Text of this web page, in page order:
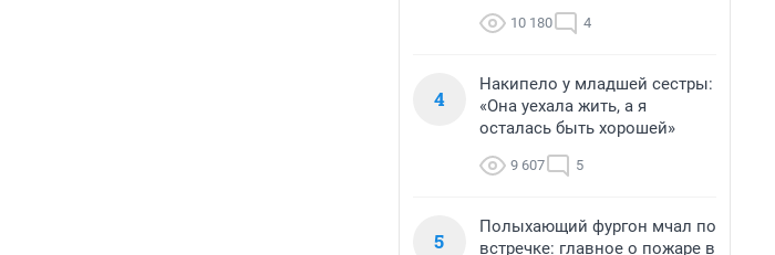
10 180 4
4
Накипело у младшей сестры:
«Она уехала жить, а я
осталась быть хорошей»
9 607 5
5
Полыхающий фургон мчал по
встречке: главное о пожаре в